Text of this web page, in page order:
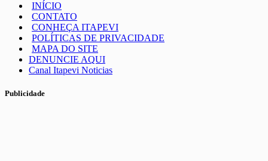
INÍCIO
CONTATO
CONHEÇA ITAPEVI
POLÍTICAS DE PRIVACIDADE
MAPA DO SITE
DENUNCIE AQUI
Canal Itapevi Noticias
Publicidade